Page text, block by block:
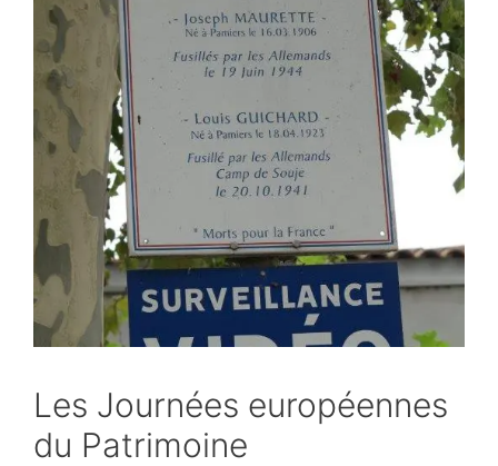
Les Journées européennes
du Patrimoine